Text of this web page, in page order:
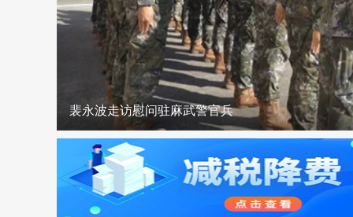
郭元强来麻城调研
麻城城区开放6处清凉驿站 打造清凉“避风港”
优服务 强保障 全力护航暑期驾考高峰
裴永波走访慰问驻麻武警官兵
合武高铁“智梁”赋能 跑出建设加速度
双喜临门！麻城入选全国蔬菜大县+花鼓戏登上省